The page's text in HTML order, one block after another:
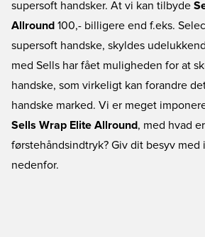
supersoft handsker. At vi kan tilbyde
Allround 100,- billigere end f.eks.
supersoft handske, skyldes
med Sells har fået muligheden for at
handske, som virkeligt kan forandre
handske marked. Vi er meget
Sells Wrap Elite Allround, med hvad
førstehåndsindtryk? Giv dit besyv
nedenfor.